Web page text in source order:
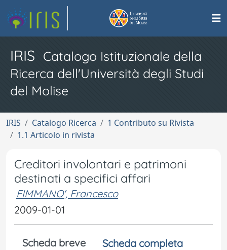
IRIS Catalogo Istituzionale della
Ricerca dell'Università degli Studi
del Molise
IRIS Catalogo Ricerca
1 Contributo su Rivista
1.1 Articolo in rivista
Creditori involontari e patrimoni
destinati a specifici affari
FIMMANO', Francesco
2009-01-01
Scheda breve
Scheda completa